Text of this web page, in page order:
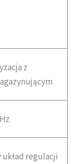
z
regulacji